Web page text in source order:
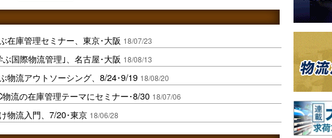
在庫管理セミナー、東京･大阪 18/07/23
ぶ国際物流管理｣、名古屋･大阪 18/08/13
物流アウトソーシング、8/24･9/19 18/08/20
流の在庫管理テーマにセミナー･8/30 18/07/06
物流入門、7/20･東京 18/06/28